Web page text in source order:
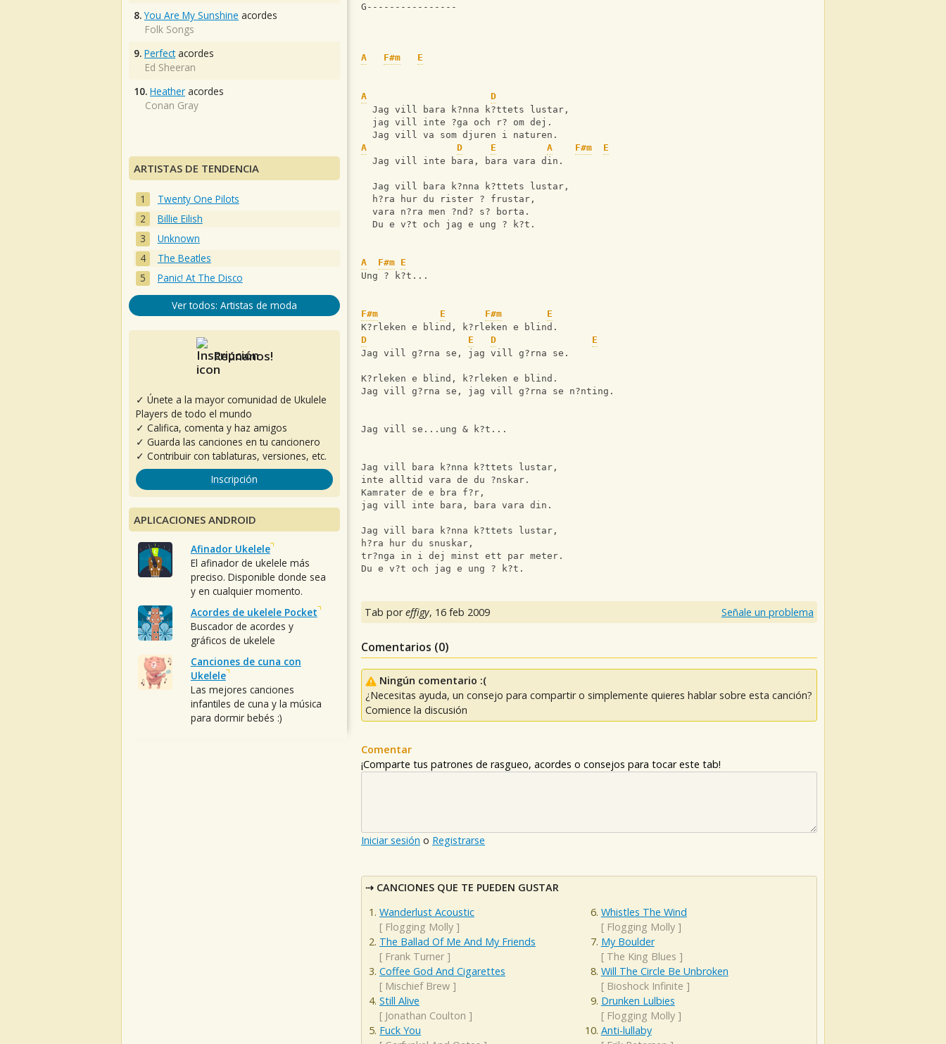
G----------------
A F#m E
A
D
  Jag vill bara k?nna k?ttets lustar,
  jag vill inte ?ga och r? om dej.
  Jag vill va som djuren i naturen.
A
D E A F#m
E
  Jag vill inte bara, bara vara din.
  Jag vill bara k?nna k?ttets lustar,
  h?ra hur du rister ? frustar,
  vara n?ra men ?nd? s? borta.
  Du e v?t och jag e ung ? k?t.
A F#m E
Ung ? k?t...
F#m E F#m
E
K?rleken e blind, k?rleken e blind.
D
E D
E
Jag vill g?rna se, jag vill g?rna se.
K?rleken e blind, k?rleken e blind.
Jag vill g?rna se, jag vill g?rna se n?nting.
Jag vill se...ung & k?t...
Jag vill bara k?nna k?ttets lustar,
inte alltid vara de du ?nskar.
Kamrater de e bra f?r,
jag vill inte bara, bara vara din.
Jag vill bara k?nna k?ttets lustar,
h?ra hur du snuskar,
tr?nga in i dej minst ett par meter.
Du e v?t och jag e ung ? k?t.
Tab poreffigy, 16 feb 2009 Señale un problema
Comentarios (0)
Ningún comentario :(
¿Necesitas ayuda, un consejo para compartir o simplemente quieres hablar sobre esta canción?
Comience la discusión
Comentar
¡Comparte tus patrones de rasgueo, acordes o consejos para tocar este tab!
Iniciar sesión o Registrarse
CANCIONES QUE TE PUEDEN GUSTAR
Wanderlust Acoustic
[ Flogging Molly ]
The Ballad Of Me And My Friends
[ Frank Turner ]
Coffee God And Cigarettes
[ Mischief Brew ]
Still Alive
[ Jonathan Coulton ]
Fuck You
Whistles The Wind
[ Flogging Molly]
My Boulder
[ The King Blues ]
Will The Circle Be Unbroken
[ Bioshock Infinite ]
Drunken Lulbies
[ Flogging Molly]
Anti-lullaby
8. You Are My Sunshine acordes
Folk Songs
9. Perfectacordes
Ed Sheeran
10. Heather acordes
Conan Gray
ARTISTAS DE TENDENCIA
Twenty One Pilots
Billie Eilish
Unknown
The Beatles
Panic! At The Disco
Ver todos: Artistas de moda
Reúnanos!
✓ Únete a la mayor comunidad de Ukulele
Players de todo el mundo
✓ Califica, comenta y haz amigos
✓ Guarda las canciones en tu cancionero
✓ Contribuir con tablaturas, versiones, etc.
Inscripción
APLICACIONES ANDROID
Afinador Ukelele
El afinador de ukelele más
preciso. Disponible donde sea
y en cualquier momento.
Acordes de ukelele Pocket
Buscador de acordes y
gráficos de ukelele
Canciones de cuna con
Ukelele
Las mejores canciones
infantiles de cuna y la música
para dormir bebés :)